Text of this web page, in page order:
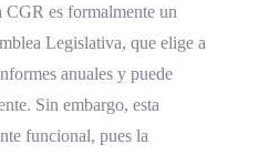
es formalmente un
Legislativa, que elige a
anuales y puede
Sin embargo, esta
funcional, pues la